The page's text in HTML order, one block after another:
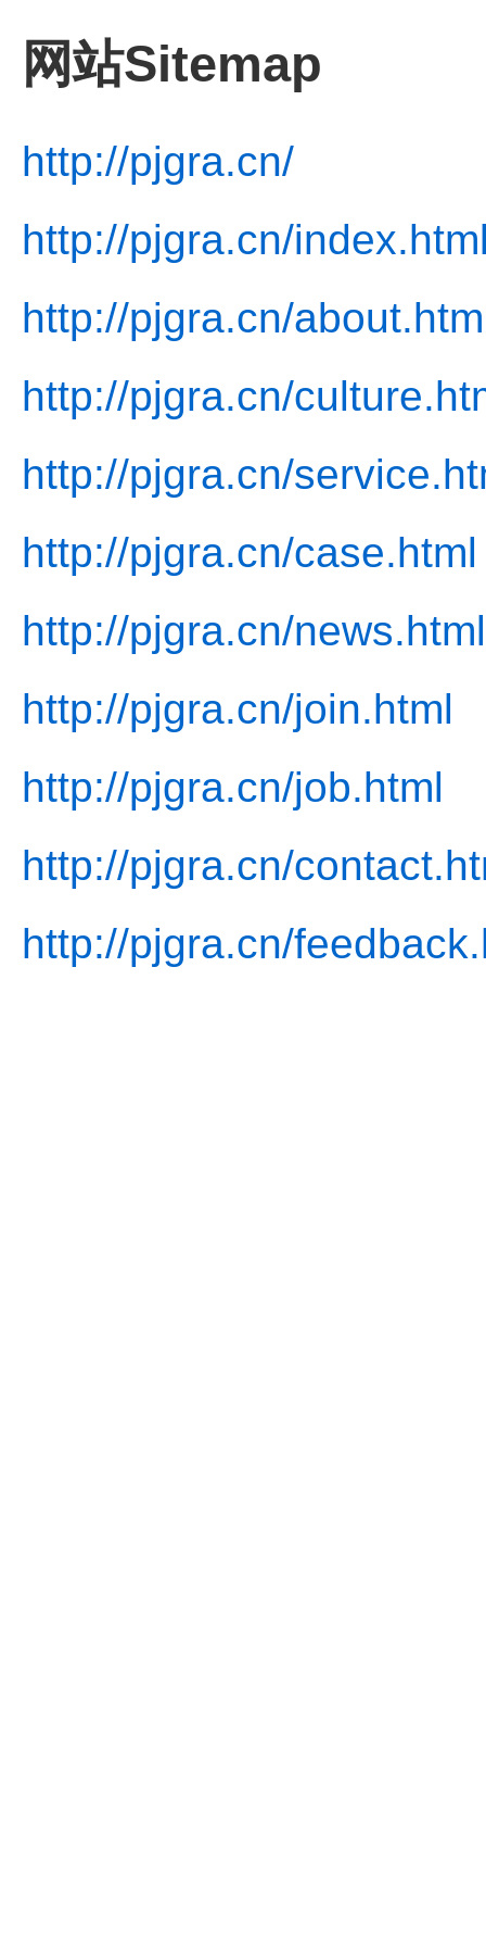
网站Sitemap
http://pjgra.cn/
http://pjgra.cn/
http://pjgra.cn/
http://pjgra.cn/
http://pjgra.cn/
http://pjgra.cn/case.html
http://pjgra.cn/news.html
http://pjgra.cn/join.html
http://pjgra.cn/job.html
http://pjgra.cn/
http://pjgra.cn/